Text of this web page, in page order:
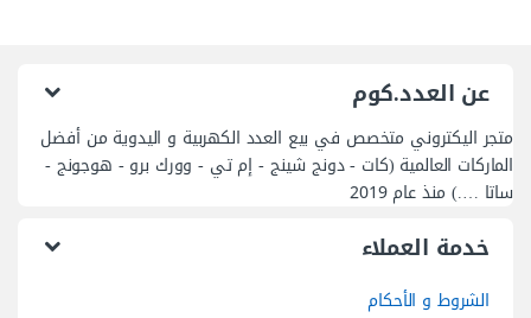
عن العدد.كوم
متجر اليكتروني متخصص في بيع العدد الكهربية و اليدوية من أفضل
الماركات العالمية (كات - دونج شينج - إم تي - وورك برو - هوجونج -
ساتا ….) منذ عام 2019
خدمة العملاء
الشروط و الأحكام